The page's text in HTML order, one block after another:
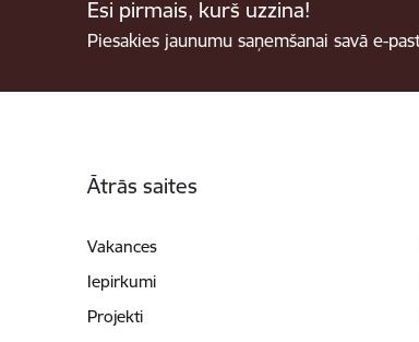
Esi pirmais, kurš uzzina!
Piesakies jaunumu saņemšanai savā e-
Ātrās saites
Vakances
Iepirkumi
Projekti